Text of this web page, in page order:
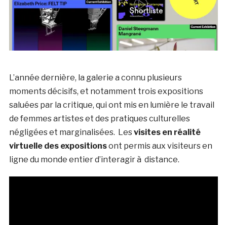
L’année dernière, la galerie a connu plusieurs
moments décisifs, et notamment trois expositions
saluées par la critique, qui ont mis en lumière le travail
de femmes artistes et des pratiques culturelles
négligées et marginalisées. Lesvisites en réalité
virtuelle des expositionsont permis aux visiteurs en
ligne du monde entier d’interagir à distance.